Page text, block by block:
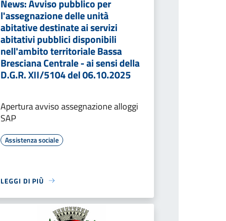
News: Avviso pubblico per
l'assegnazione delle unità
abitative destinate ai servizi
abitativi pubblici disponibili
nell'ambito territoriale Bassa
Bresciana Centrale - ai sensi della
D.G.R. XII/5104 del 06.10.2025
Apertura avviso assegnazione alloggi
SAP
Assistenza sociale
LEGGI DI PIÙ